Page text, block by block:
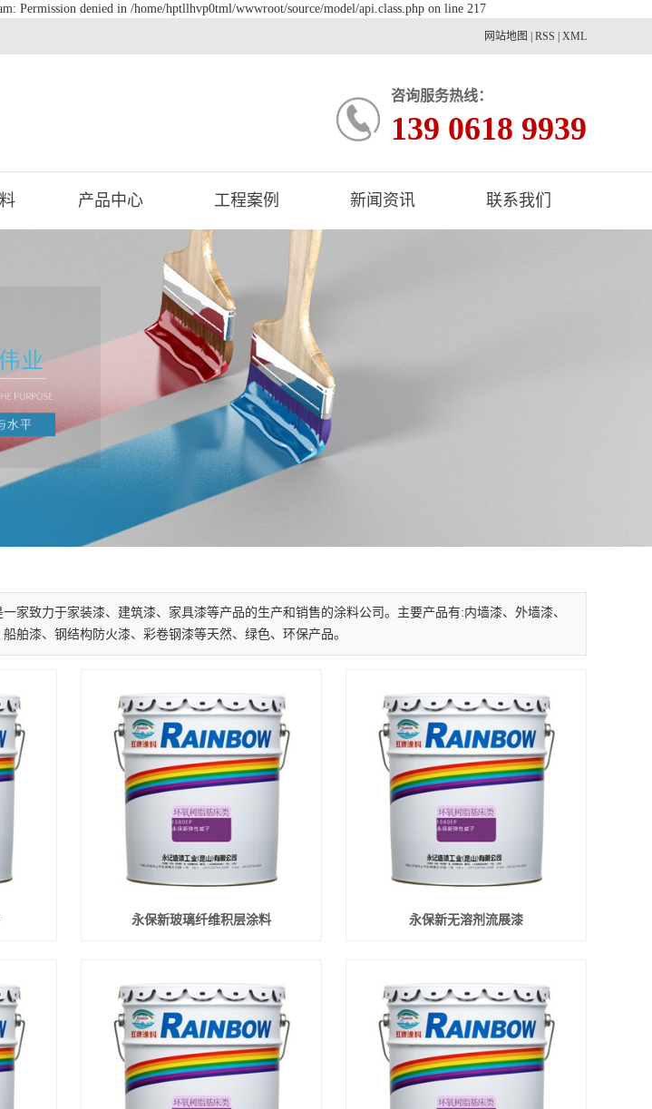
Permission denied in /home/hptllhvp0tml/wwwroot/source/model/api.class.php on line 217
网站地图 RSS XML
咨询服务热线：
139 0618 9939
产品中心 工程案例 新闻资讯 联系我们
家致力于家装漆、建筑漆、家具漆等产品的生产和销售的涂料公司。主要产品有:内墙漆、外墙漆、
舶漆、钢结构防火漆、彩卷钢漆等天然、绿色、环保产品。
永保新玻璃纤维积层涂料 永保新无溶剂流展漆